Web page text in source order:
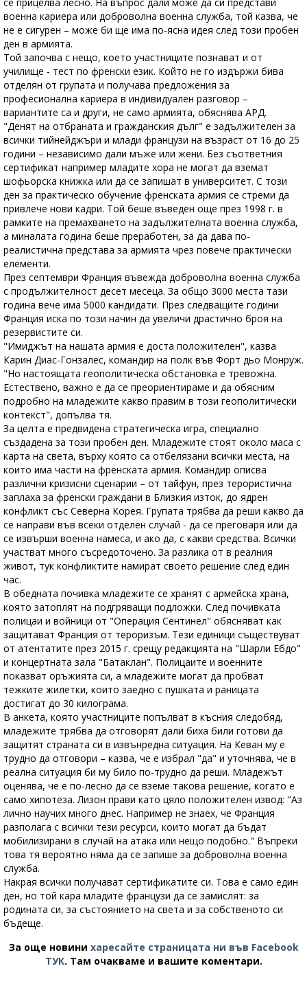
военна кариера или доброволна военна служба, той казва, че
не е сигурен – може би ще има по-ясна идея след този пробен
ден в армията.
Той започва с нещо, което участниците познават и от
училище - тест по френски език. Който не го издържи бива
отделян от групата и получава предложения за
професионална кариера в индивидуален разговор –
вариантите са и други, не само армията, обяснява АРД.
"Денят на отбраната и гражданския дълг" е задължителен за
всички тийнейджъри и млади французи на възраст от 16 до 25
години – независимо дали мъже или жени. Без съответния
сертификат например младите хора не могат да вземат
шофьорска книжка или да се запишат в университет. С този
ден за практическо обучение френската армия се стреми да
привлече нови кадри. Той беше въведен още през 1998 г. в
рамките на премахването на задължителната военна служба,
а миналата година беше преработен, за да дава по-
реалистична представа за армията чрез повече практически
елементи.
През септември Франция въвежда доброволна военна служба
с продължителност десет месеца. За общо 3000 места тази
година вече има 5000 кандидати. През следващите години
Франция иска по този начин да увеличи драстично броя на
резервистите си.
"Имиджът на нашата армия е доста положителен", казва
Карин Диас-Гонзалес, командир на полк във Форт дьо Монруж.
"Но настоящата геополитическа обстановка е тревожна.
Естествено, важно е да се преориентираме и да обясним
подробно на младежите какво правим в този геополитически
контекст", допълва тя.
За целта е предвидена стратегическа игра, специално
създадена за този пробен ден. Младежите стоят около маса с
карта на света, върху която са отбелязани всички места, на
които има части на френската армия. Командир описва
различни кризисни сценарии – от тайфун, през терористична
заплаха за френски граждани в Близкия изток, до ядрен
конфликт със Северна Корея. Групата трябва да реши какво да
се направи във всеки отделен случай - да се преговаря или да
се извърши военна намеса, и ако да, с какви средства. Всички
участват много съсредоточено. За разлика от в реалния
живот, тук конфликтите намират своето решение след един
час.
В обедната почивка младежите се хранят с армейска храна,
която затоплят на подгряващи подложки. След почивката
полицаи и войници от "Операция Сентинел" обясняват как
защитават Франция от тероризъм. Тези единици съществуват
от атентатите през 2015 г. срещу редакцията на "Шарли Ебдо"
и концертната зала "Батаклан". Полицаите и военните
показват оръжията си, а младежите могат да пробват
тежките жилетки, които заедно с пушката и раницата
достигат до 30 килограма.
В анкета, която участниците попълват в късния следобяд,
младежите трябва да отговорят дали биха били готови да
защитят страната си в извънредна ситуация. На Кеван му е
трудно да отговори – казва, че е избрал "да" и уточнява, че в
реална ситуация би му било по-трудно да реши. Младежът
оценява, че е по-лесно да се вземе такова решение, когато е
само хипотеза. Лизон прави като цяло положителен извод: "Аз
лично научих много днес. Например не знаех, че Франция
разполага с всички тези ресурси, които могат да бъдат
мобилизирани в случай на атака или нещо подобно." Въпреки
това тя вероятно няма да се запише за доброволна военна
служба.
Накрая всички получават сертификатите си. Това е само един
ден, но той кара младите французи да се замислят: за
родината си, за състоянието на света и за собственото си
бъдеще.
За още новини харесайте страницата ни във Facebook
ТУК. Там очакваме и вашите коментари.